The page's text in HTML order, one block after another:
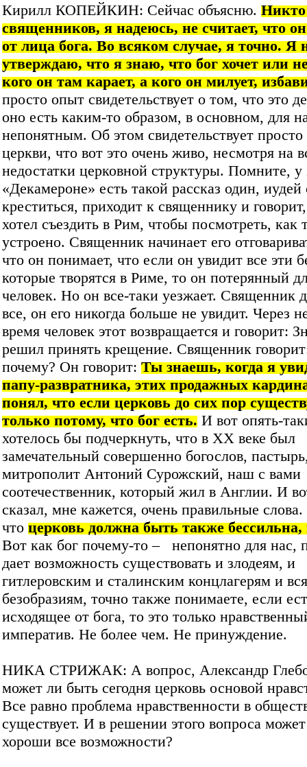
Кирилл КОПЕЙКИН: Сейчас объясню. Никто
священников, я надеюсь, не считает, что
от лица бога. Во всяком случае, я точно. Я
утверждаю, что я знаю, что бог хочет или
кого он там карает, а кого он милует,
просто опыт свидетельствует о том, что это
оно есть каким-то образом, в основном, для
непонятным. Об этом свидетельствует просто
церкви, что вот это очень живо, несмотря на
недостатки церковной структуры. Помните, у
«Декамероне» есть такой рассказ один, иудей
креститься, приходит к священнику и
хотел съездить в Рим, чтобы посмотреть, как
устроено. Священник начинает его
что он понимает, что если он увидит все эти
которые творятся в Риме, то он потерянный
человек. Но он все-таки уезжает. Священник
все, он его никогда больше не увидит. Через
время человек этот возвращается и говорит:
решил принять крещение. Священник
почему? Он говорит: Ты знаешь, когда я
папу-развратника, этих продажных
понял, что если церковь до сих пор
только потому, что бог есть. И вот опять-
хотелось бы подчеркнуть, что в XX веке был
замечательный совершенно богослов,
митрополит Антоний Сурожский, наш с вами
соотечественник, который жил в Англии. И
сказал, мне кажется, очень правильные
что церковь должна быть также бессильна,
Вот как бог почему-то – непонятно для нас,
дает возможность существовать и злодеям, и
гитлеровским и сталинским концлагерям и
безобразиям, точно также понимаете, если
исходящее от бога, то это только
императив. Не более чем. Не принуждение.
НИКА СТРИЖАК: А вопрос, Александр
может ли быть сегодня церковь основой
Все равно проблема нравственности в
существует. И в решении этого вопроса
хороши все возможности?